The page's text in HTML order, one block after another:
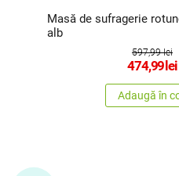
Masă de sufragerie
alb
597,99 lei
474,99lei
Adaugă în